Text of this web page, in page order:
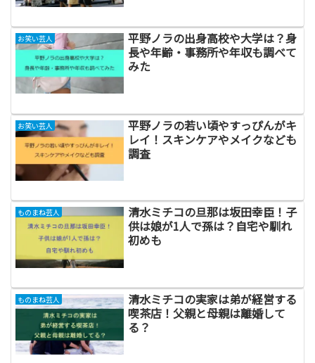
お笑い芸人
平野ノラの出身高校や大学は？身
長や年齢・事務所や年収も調べて
みた
お笑い芸人
平野ノラの若い頃やすっぴんがキ
レイ！スキンケアやメイクなども
調査
ものまね芸人
清水ミチコの旦那は坂田幸臣！子
供は娘が1人で孫は？自宅や馴れ
初めも
ものまね芸人
清水ミチコの実家は弟が経営する
喫茶店！父親と母親は離婚して
る？